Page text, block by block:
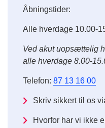
Åbningstider:
Alle hverdage 10.00-
Ved akut uopsættelig
alle hverdage 8.00-
Telefon: 87 13 16 00
Skriv sikkert til os
Hvorfor har vi ikke